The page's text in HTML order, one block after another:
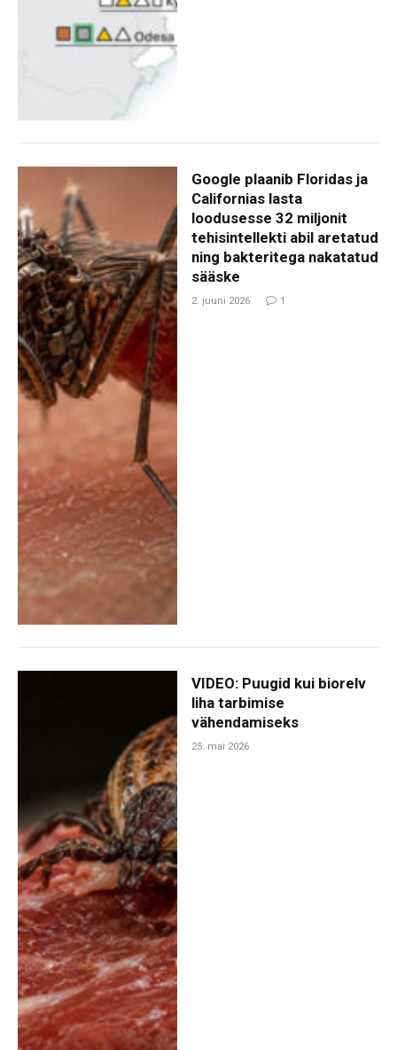
Google plaanib Floridas ja
Californias lasta
loodusesse 32 miljonit
tehisintellekti abil aretatud
ning bakteritega nakatatud
sääske
2. juuni 2026 1
VIDEO: Puugid kui biorelv
liha tarbimise
vähendamiseks
25. mai 2026